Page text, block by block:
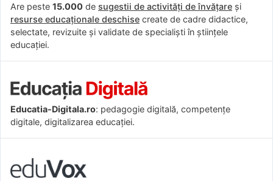
Are peste 15.000 de sugestii de activități de învățare și
resurse educaționale deschise create de cadre didactice,
selectate, revizuite și validate de specialiști în științele
educației.
Educatia-Digitala.ro: pedagogie digitală, competențe
digitale, digitalizarea educației.